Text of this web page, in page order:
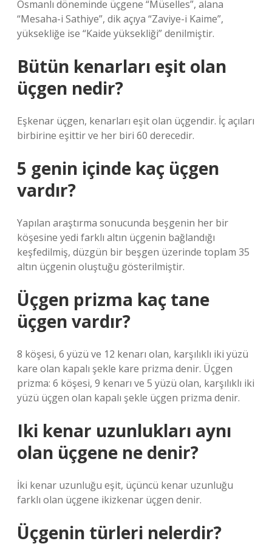
Osmanlı döneminde üçgene “Müselles”, alana
“Mesaha-i Sathiye”, dik açıya “Zaviye-i Kaime”,
yüksekliğe ise “Kaide yüksekliği” denilmiştir.
Bütün kenarları eşit olan
üçgen nedir?
Eşkenar üçgen, kenarları eşit olan üçgendir. İç açıları
birbirine eşittir ve her biri 60 derecedir.
5 genin içinde kaç üçgen
vardır?
Yapılan araştırma sonucunda beşgenin her bir
köşesine yedi farklı altın üçgenin bağlandığı
keşfedilmiş, düzgün bir beşgen üzerinde toplam 35
altın üçgenin oluştuğu gösterilmiştir.
Üçgen prizma kaç tane
üçgen vardır?
8 köşesi, 6 yüzü ve 12 kenarı olan, karşılıklı iki yüzü
kare olan kapalı şekle kare prizma denir. Üçgen
prizma: 6 köşesi, 9 kenarı ve 5 yüzü olan, karşılıklı iki
yüzü üçgen olan kapalı şekle üçgen prizma denir.
Iki kenar uzunlukları aynı
olan üçgene ne denir?
İki kenar uzunluğu eşit, üçüncü kenar uzunluğu
farklı olan üçgene ikizkenar üçgen denir.
Üçgenin türleri nelerdir?